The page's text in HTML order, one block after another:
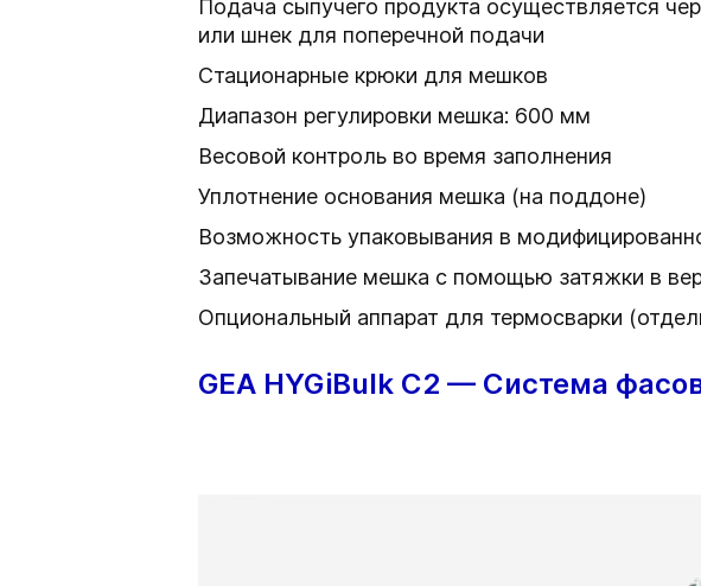
Подача сыпучего продукта осуществляется
или шнек для поперечной подачи
Стационарные крюки для мешков
Диапазон регулировки мешка: 600 мм
Весовой контроль во время заполнения
Уплотнение основания мешка (на поддоне)
Возможность упаковывания в
Запечатывание мешка с помощью затяжки в
Опциональный аппарат для термосварки
GEA HYGiBulk C2 — Система